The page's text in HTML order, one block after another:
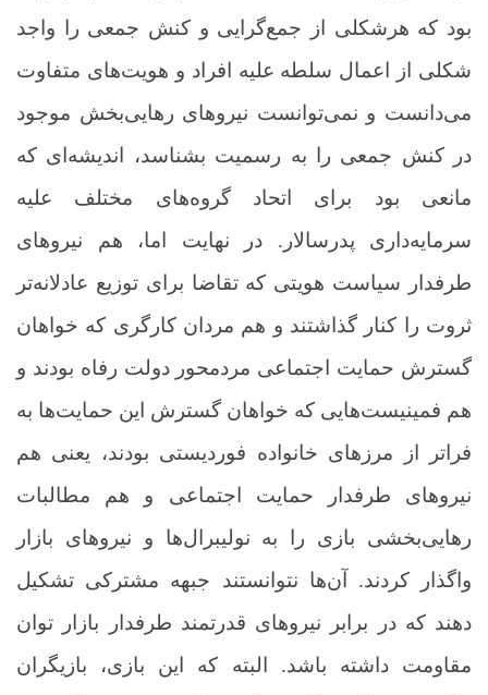
بود که هرشکلی از جمع‌گرایی و کنش جمعی را واجد
شکلی از اعمال سلطه علیه افراد و هویت‌های متفاوت
می‌دانست و نمی‌توانست نیروهای رهایی‌بخش موجود
در کنش جمعی را به رسمیت بشناسد، اندیشه‌ای که
مانعی بود برای اتحاد گروه‌های مختلف علیه
سرمایه‌داری پدرسالار. در نهایت اما، هم نیروهای
طرفدار سیاست هویتی که تقاضا برای توزیع عادلانه‌تر
ثروت را کنار گذاشتند و هم مردان کارگری که خواهان
گسترش حمایت اجتماعی مردمحور دولت رفاه بودند و
هم فمینیست‌هایی که خواهان گسترش این حمایت‌ها به
فراتر از مرزهای خانواده فوردیستی بودند، یعنی هم
نیروهای طرفدار حمایت اجتماعی و هم مطالبات
رهایی‌بخشی بازی را به نولیبرال‌ها و نیروهای بازار
واگذار کردند. آن‌ها نتوانستند جبهه مشترکی تشکیل
دهند که در برابر نیروهای قدرتمند طرفدار بازار توان
مقاومت داشته باشد. البته که این بازی، بازیگران